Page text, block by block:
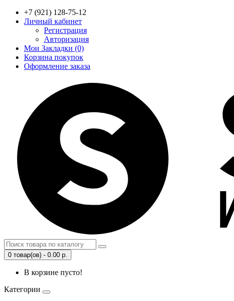
+7 (921) 128-75-12
Личный кабинет
Регистрация
Авторизация
Мои Закладки (0)
Корзина покупок
Оформление заказа
0 товар(ов) - 0.00 р.
В корзине пусто!
Категории